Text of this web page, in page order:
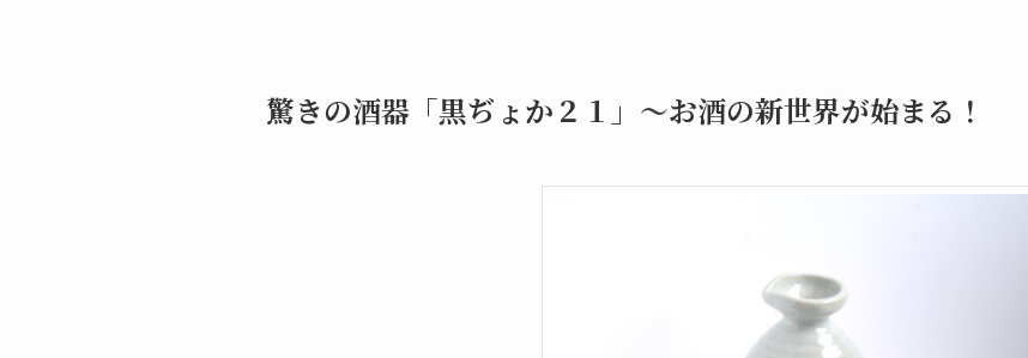
驚きの酒器「黒ぢょか２１ 」～お酒の新世界が始まる！